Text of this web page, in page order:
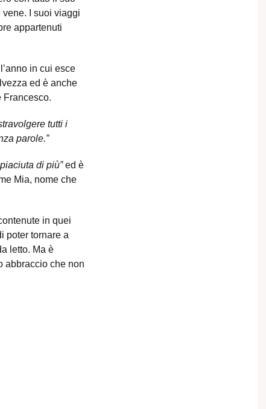
I suoi viaggi
appartenuti
in cui esce
ed è anche
Francesco.
tutti i
parole.”
di più”ed è
Mia, nome che
in quei
poter tornare a
letto. Ma è
abbraccio che non